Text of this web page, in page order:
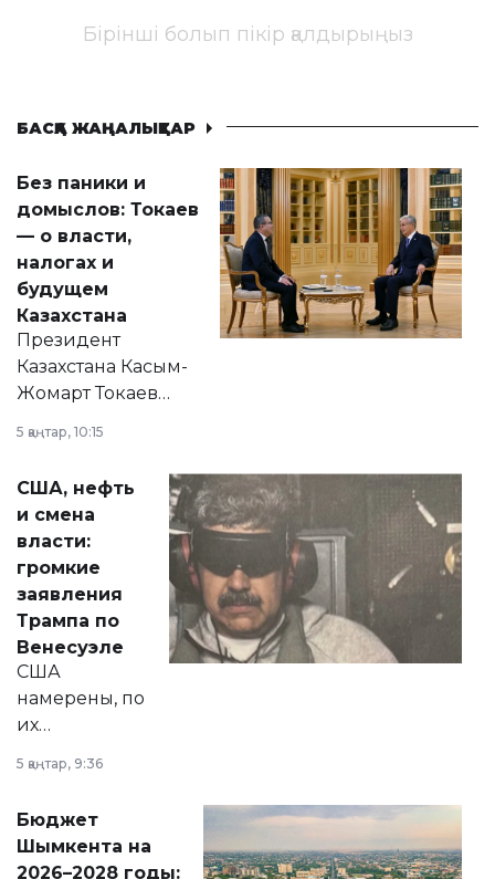
Бірінші болып пікір қалдырыңыз
БАСҚА ЖАҢАЛЫҚТАР
Без паники и
домыслов: Токаев
— о власти,
налогах и
будущем
Казахстана
Президент
Казахстана Касым-
Жомарт Токаев
сразу несколько
актуальных тем —
от слухов о
политических
реформах до
вопросов армии,
экономики и
личного здоровья.
5 қаңтар, 10:15
США, нефть
и смена
власти:
громкие
заявления
Трампа по
Венесуэле
США
намерены, по
их
принести
народу
Венесуэлы.
5 қаңтар, 9:36
Бюджет
Шымкента на
2026–2028 годы: